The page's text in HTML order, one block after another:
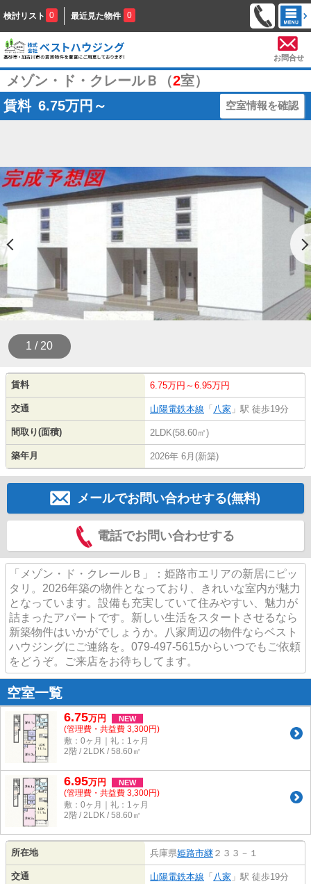
検討リスト 0 最近見た物件 0
お問合せ
メゾン・ド・クレールＢ（2室）
賃料 6.75万円～ 空室情報を確認
1 / 20
賃料 6.75万円～6.95万円
交通 山陽電鉄本線 「 八家 」駅 徒歩19分
間取り(面積) 2LDK(58.60㎡)
築年月 2026年 6月(新築)
メールでお問い合わせする(無料)
電話でお問い合わせする
「メゾン・ド・クレールＢ」：姫路市エリアの新居にピッ
タリ。2026年築の物件となっており、きれいな室内が魅力
となっています。設備も充実していて住みやすい、魅力が
詰まったアパートです。新しい生活をスタートさせるなら
新築物件はいかがでしょうか。八家周辺の物件ならベスト
ハウジングにご連絡を。079-497-5615からいつでもご依頼
をどうぞ。ご来店をお待ちしてます。
空室一覧
6.75万円 NEW
(管理費・共益費 3,300円)
敷：0ヶ月｜礼：1ヶ月
2階 / 2LDK / 58.60㎡
6.95万円 NEW
(管理費・共益費 3,300円)
敷：0ヶ月｜礼：1ヶ月
2階 / 2LDK / 58.60㎡
所在地 兵庫県姫路市継 ２３３－１
交通 山陽電鉄本線 「 八家 」駅 徒歩19分